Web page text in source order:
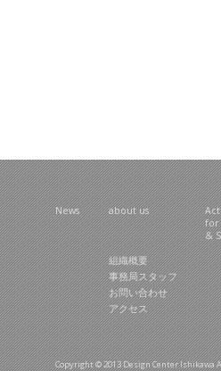
News about us
for
&
組織概要
事務局スタッフ
お問い合わせ
アクセス
Copyright © 2013 Design Center